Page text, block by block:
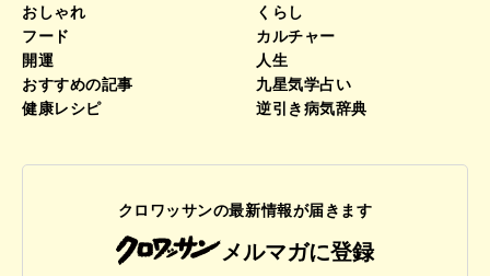
おしゃれ
くらし
フード
カルチャー
開運
人生
おすすめの記事
九星気学占い
健康レシピ
逆引き病気辞典
クロワッサンの最新情報が届きます
メルマガに登録